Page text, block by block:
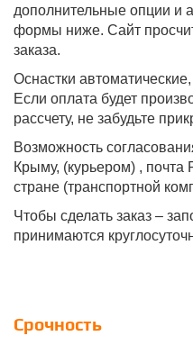
дополнительные опции и
формы ниже. Сайт
заказа.
Оснастки
Если оплата будет
рассчету, не забудьте
Возможность
Крыму, (курьером) , почта
стране (транспортной
Чтобы сделать заказ –
принимаются
Срочность